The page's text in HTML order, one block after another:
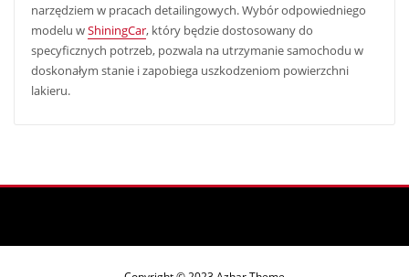
narzędziem w pracach detailingowych. Wybór odpowiedniego
modelu wShiningCar, który będzie dostosowany do
specyficznych potrzeb, pozwala na utrzymanie samochodu w
doskonałym stanie i zapobiega uszkodzeniom powierzchni
lakieru.